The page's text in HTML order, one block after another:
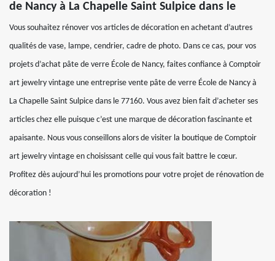
de Nancy à La Chapelle Saint Sulpice dans le
Vous souhaitez rénover vos articles de décoration en achetant d’autres
qualités de vase, lampe, cendrier, cadre de photo. Dans ce cas, pour vos
projets d’achat pâte de verre École de Nancy, faites confiance à Comptoir
art jewelry vintage une entreprise vente pâte de verre École de Nancy à
La Chapelle Saint Sulpice dans le 77160. Vous avez bien fait d’acheter ses
articles chez elle puisque c’est une marque de décoration fascinante et
apaisante. Nous vous conseillons alors de visiter la boutique de Comptoir
art jewelry vintage en choisissant celle qui vous fait battre le cœur.
Profitez dès aujourd’hui les promotions pour votre projet de rénovation de
décoration !